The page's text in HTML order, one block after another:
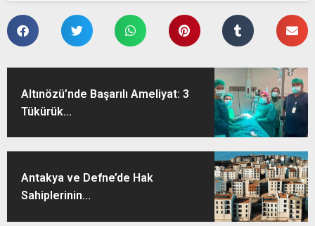
Altınözü’nde Başarılı Ameliyat: 3
Tükürük...
Antakya ve Defne’de Hak
Sahiplerinin...